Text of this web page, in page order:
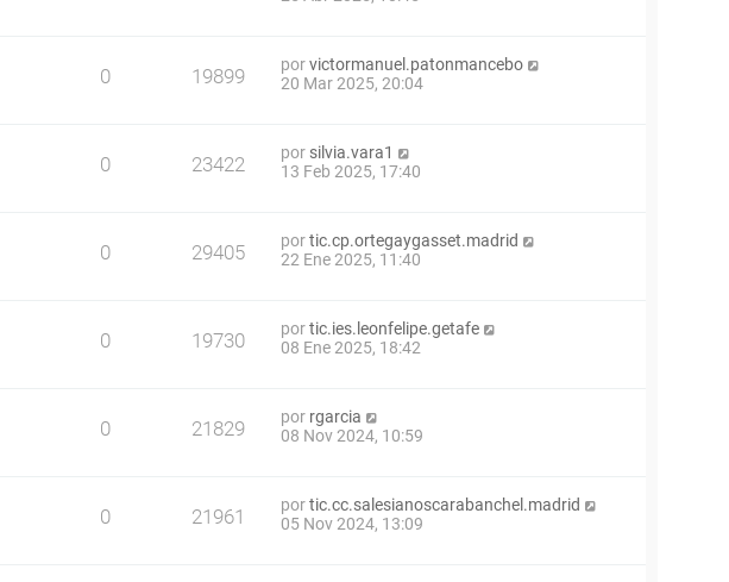
0 19899 porvictormanuel.patonmancebo
20 Mar 2025, 20:04
0 23422 por silvia.vara1
13 Feb 2025, 17:40
0 29405 portic.cp.ortegaygasset.madrid
22 Ene 2025, 11:40
0 19730 portic.ies.leonfelipe.getafe
08 Ene 2025, 18:42
0 21829 por rgarcia
08 Nov 2024, 10:59
0 21961 portic.cc.salesianoscarabanchel.madrid
05 Nov 2024, 13:09